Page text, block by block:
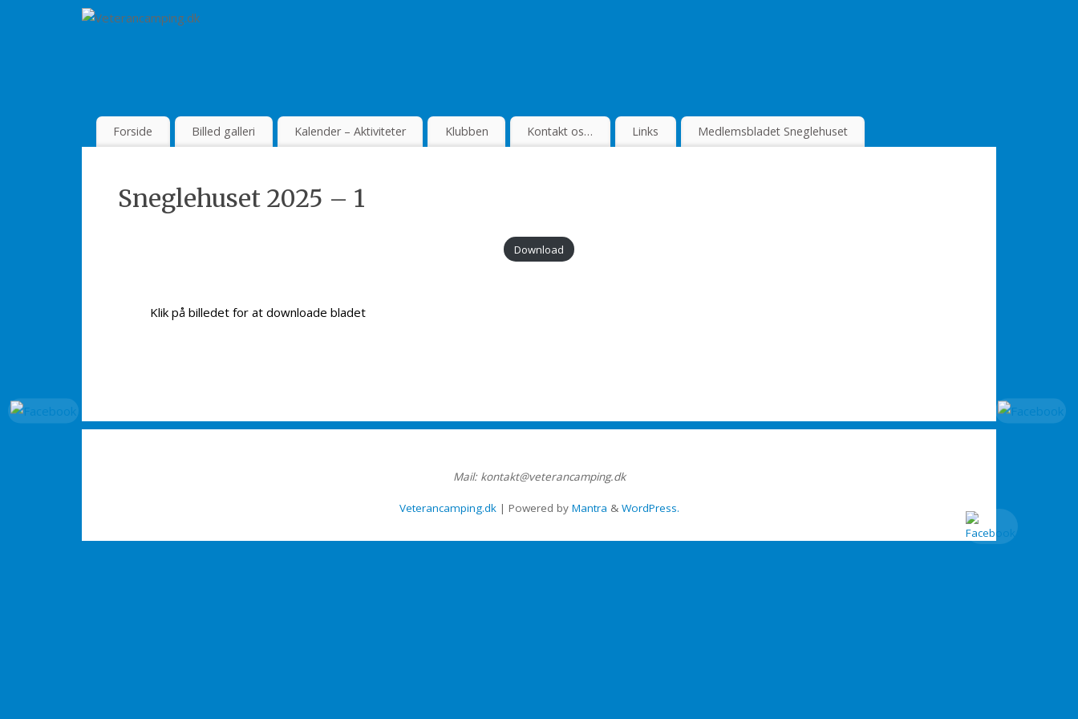
Forside Billed galleri Kalender – Aktiviteter Klubben Kontakt os… Links Medlemsbladet Sneglehuset
Sneglehuset 2025 – 1
Download
Klik på billedet for at downloade bladet
Mail: kontakt@veterancamping.dk
Veterancamping.dk| Powered by Mantra & WordPress.